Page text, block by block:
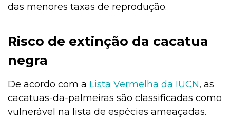
das menores taxas de reprodução.
Risco de extinção da cacatua
negra
De acordo com a Lista Vermelha da IUCN, as
cacatuas-da-palmeiras são classificadas como
vulnerável na lista de espécies ameaçadas.